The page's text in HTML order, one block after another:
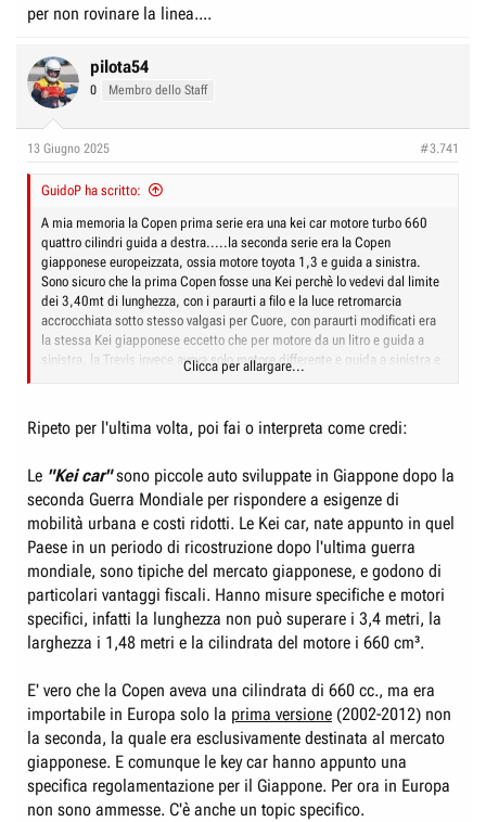
per non rovinare la linea....
pilota54
0 Membro dello Staff
13 Giugno 2025 #3.741
GuidoP ha scritto:
A mia memoria la Copen prima serie era una kei car motore turbo 660
quattro cilindri guida a destra.....la seconda serie era la Copen
giapponese europeizzata, ossia motore toyota 1,3 e guida a sinistra.
Sono sicuro che la prima Copen fosse una Kei perchè lo vedevi dal limite
dei 3,40mt di lunghezza, con i paraurti a filo e la luce retromarcia
accrocchiata sotto stesso valgasi per Cuore, con paraurti modificati era
la stessa Kei giapponese eccetto che per motore da un litro e guida a
sinistra, la Trevis invece aveva solo motore differente e guida a sinistra e
rienterava nei tre metri e quaranta con paraurti a filo per non rovinare la
Clicca per allargare...
Ripeto per l'ultima volta, poi fai o interpreta come credi:
Le "Kei car"sono piccole auto sviluppate in Giappone dopo la
seconda Guerra Mondiale per rispondere a esigenze di
mobilità urbana e costi ridotti. Le Kei car, nate appunto in quel
Paese in un periodo di ricostruzione dopo l'ultima guerra
mondiale, sono tipiche del mercato giapponese, e godono di
particolari vantaggi fiscali. Hanno misure specifiche e motori
specifici, infatti la lunghezza non può superare i 3,4 metri, la
larghezza i 1,48 metri e la cilindrata del motore i 660 cm³.
E' vero che la Copen aveva una cilindrata di 660 cc., ma era
importabile in Europa solo la prima versione (2002-2012) non
la seconda, la quale era esclusivamente destinata al mercato
giapponese. E comunque le key car hanno appunto una
specifica regolamentazione per il Giappone. Per ora in Europa
non sono ammesse. C'è anche un topic specifico.